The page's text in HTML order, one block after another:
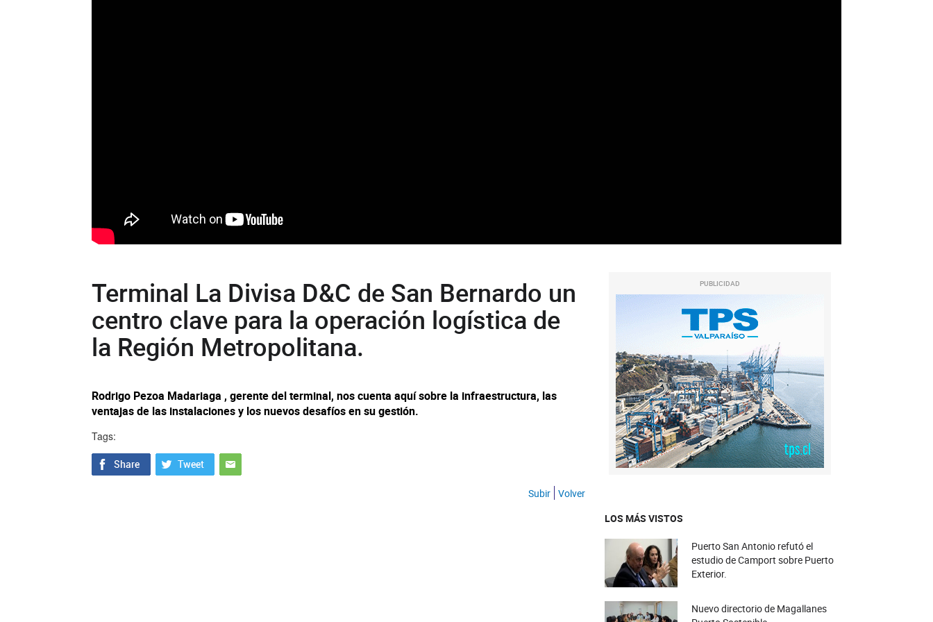
Terminal La Divisa D&C de San Bernardo un
centro clave para la operación logística de
la Región Metropolitana.
Rodrigo Pezoa Madariaga , gerente del terminal, nos cuenta aquí sobre la infraestructura, las
ventajas de las instalaciones y los nuevos desafíos en su gestión.
Tags:
Subir Volver
PUBLICIDAD
LOS MÁS VISTOS
Puerto San Antonio refutó el
estudio de Camport sobre Puerto
Exterior.
Nuevo directorio de Magallanes